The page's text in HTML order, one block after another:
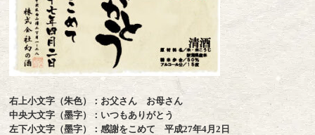
右上小文字（朱色）：お父さん お母さん
中央大文字（墨字）：いつもありがとう
左下小文字（墨字）：感謝をこめて 平成27年4月2日